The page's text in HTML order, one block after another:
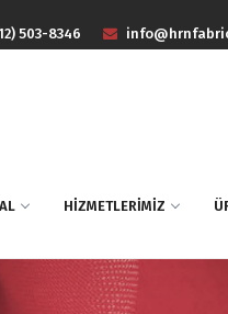
503-8346
HİZMETLERİMİZ